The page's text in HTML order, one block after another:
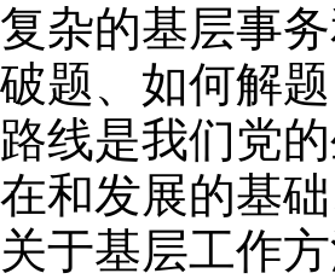
杂的基层事
题、如何解
线是我们党
和发展的基
于基层工作